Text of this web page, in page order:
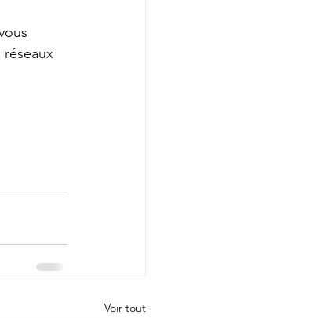
Voir tout